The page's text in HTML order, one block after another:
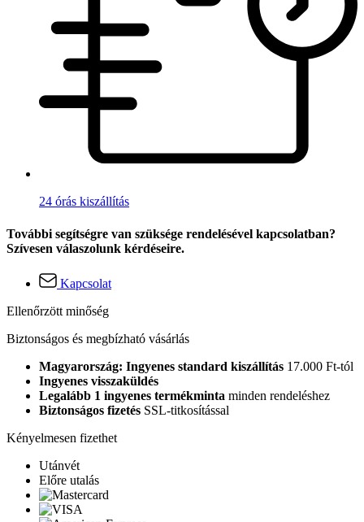
24 órás kiszállítás
További segítségre van szüksége rendelésével kapcsolatban?
Szívesen válaszolunk kérdéseire.
Kapcsolat
Ellenőrzött minőség
Biztonságos és megbízható vásárlás
Magyarország: Ingyenes standard kiszállítás 17.000 Ft-tól
Ingyenes visszaküldés
Legalább 1 ingyenes termékminta minden rendeléshez
Biztonságos fizetés SSL-titkosítással
Kényelmesen fizethet
Utánvét
Előre utalás